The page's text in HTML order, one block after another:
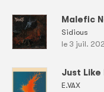
Malefic
Sidious
le 3 juil.
Just Like
E.VAX